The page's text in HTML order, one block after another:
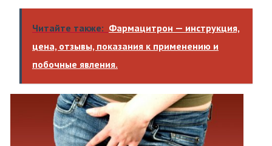
Читайте также: Фармацитрон — инструкция,
цена, отзывы, показания к применению и
побочные явления.